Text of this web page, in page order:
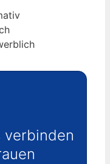
verbinden